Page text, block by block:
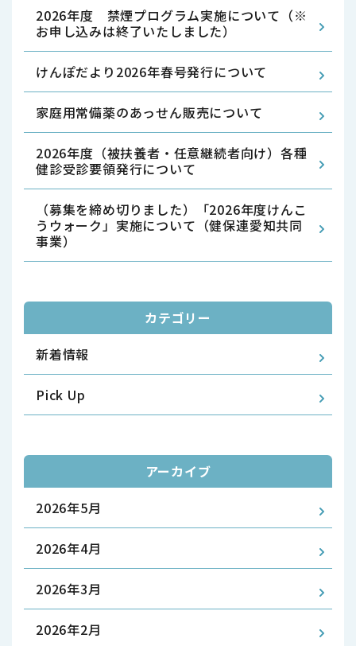
2026年度 禁煙プログラム実施について（※
お申し込みは終了いたしました）
けんぽだより2026年春号発行について
家庭用常備薬のあっせん販売について
2026年度（被扶養者・任意継続者向け）各種
健診受診要領発行について
（募集を締め切りました）「2026年度けんこ
うウォーク」実施について（健保連愛知共同
事業）
カテゴリー
新着情報
Pick Up
アーカイブ
2026年5月
2026年4月
2026年3月
2026年2月